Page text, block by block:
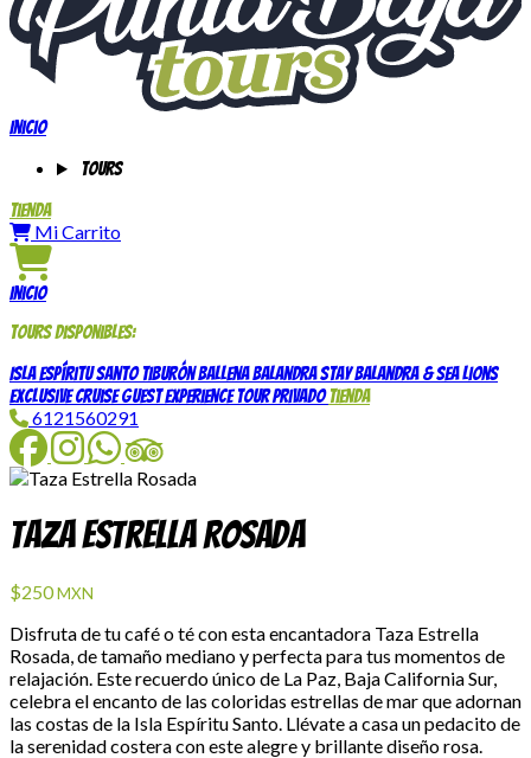
Inicio
Tours
Tienda
Mi Carrito
Inicio
Tours disponibles:
Isla Espíritu SantoTiburón BallenaBalandra StayBalandra & Sea Lions
Exclusive Cruise Guest ExperienceTour PrivadoTienda
6121560291
FacebookInstagram
WhatsAppTripAdvisor
Taza Estrella Rosada
$250MXN
Disfruta de tu café o té con esta encantadora Taza Estrella
Rosada, de tamaño mediano y perfecta para tus momentos de
relajación. Este recuerdo único de La Paz, Baja California Sur,
celebra el encanto de las coloridas estrellas de mar que adornan
las costas de la Isla Espíritu Santo. Llévate a casa un pedacito de
la serenidad costera con este alegre y brillante diseño rosa.